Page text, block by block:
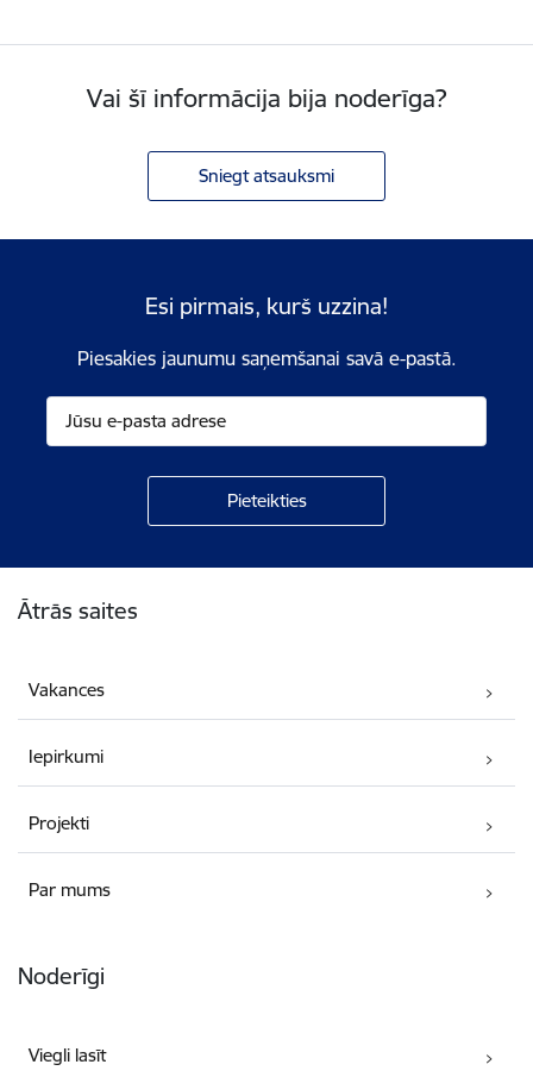
Vai šī informācija bija noderīga?
Sniegt atsauksmi
Esi pirmais, kurš uzzina!
Piesakies jaunumu saņemšanai savā e-pastā.
Ātrās saites
Vakances
Iepirkumi
Projekti
Par mums
Noderīgi
Viegli lasīt